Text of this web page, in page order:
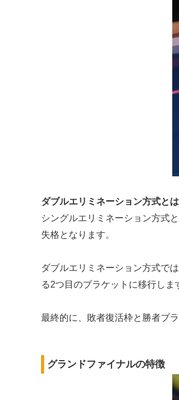
ダブルエリミネーション方式とは
シングルエリミネーション方式
失格となります。
ダブルエリミネーション方式で
る2つ目のブラケットに移行し
最終的に、敗者復活枠と勝者ブ
グランドファイナルの特徴